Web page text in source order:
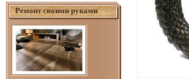
Ремонт своими руками